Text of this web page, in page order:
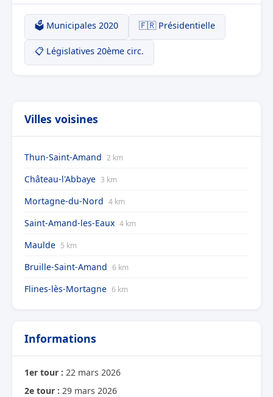
🗳️ Municipales 2020 🇫🇷 Présidentielle
📋 Législatives 20ème circ.
Villes voisines
Thun-Saint-Amand 2 km
Château-l'Abbaye 3 km
Mortagne-du-Nord 4 km
Saint-Amand-les-Eaux 4 km
Maulde 5 km
Bruille-Saint-Amand 6 km
Flines-lès-Mortagne 6 km
Informations
1er tour : 22 mars 2026
2e tour : 29 mars 2026